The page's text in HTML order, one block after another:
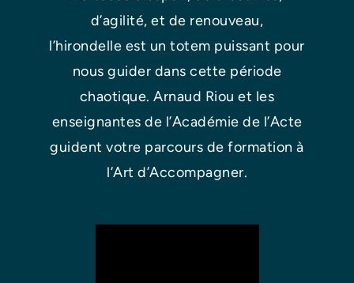
d’agilité, et de renouveau,
l’hirondelle est un totem puissant pour
nous guider dans cette période
chaotique. Arnaud Riou et les
enseignantes de l’Académie de l’Acte
guident votre parcours de formation à
l’Art d’Accompagner.